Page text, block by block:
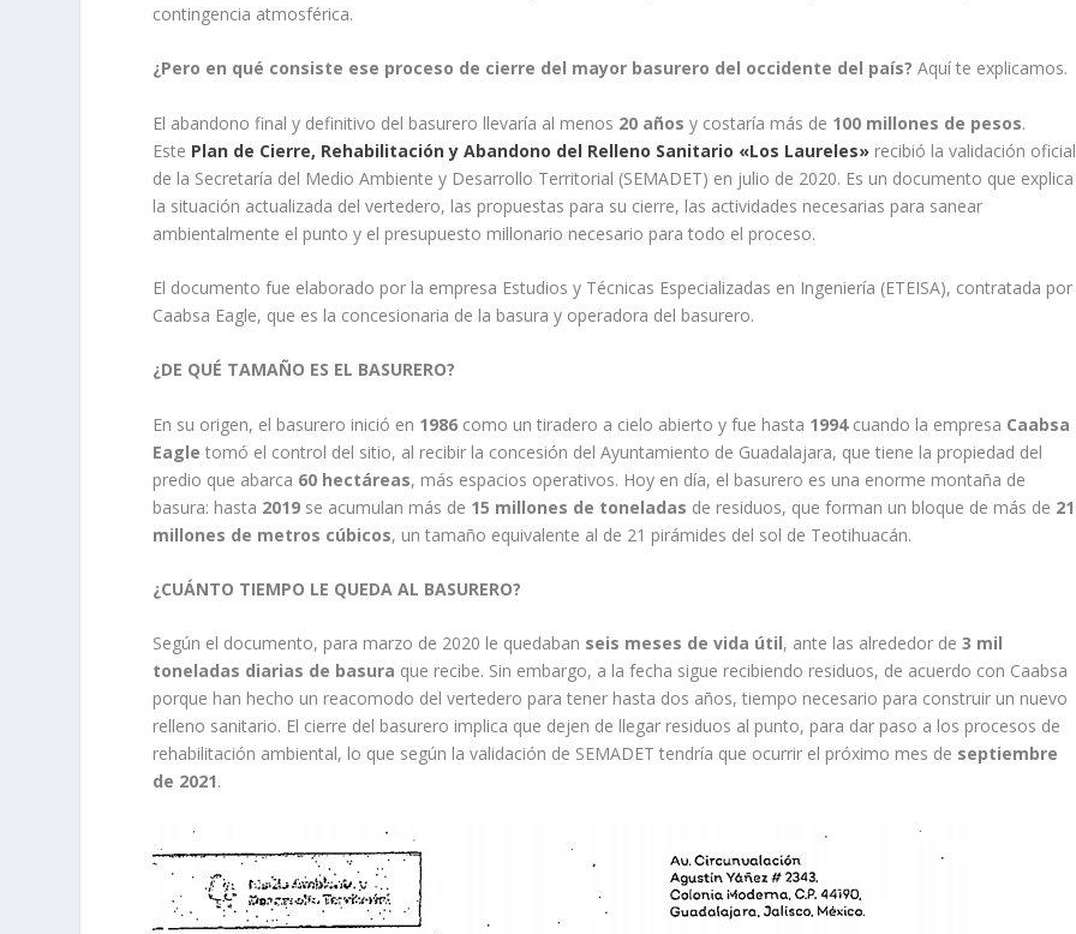
contingencia atmosférica.
¿Pero en qué consiste ese proceso de cierre del mayor basurero del occidente del país? Aquí te explicamos.
El abandono final y definitivo del basurero llevaría al menos 20 años y costaría más de 100 millones de pesos.
Este Plan de Cierre, Rehabilitación y Abandono del Relleno Sanitario «Los Laureles» recibió la validación oficial
de la Secretaría del Medio Ambiente y Desarrollo Territorial (SEMADET) en julio de 2020. Es un documento que explica
la situación actualizada del vertedero, las propuestas para su cierre, las actividades necesarias para sanear
ambientalmente el punto y el presupuesto millonario necesario para todo el proceso.
El documento fue elaborado por la empresa Estudios y Técnicas Especializadas en Ingeniería (ETEISA), contratada por
Caabsa Eagle, que es la concesionaria de la basura y operadora del basurero.
¿DE QUÉ TAMAÑO ES EL BASURERO?
En su origen, el basurero inició en 1986 como un tiradero a cielo abierto y fue hasta 1994cuando la empresa Caabsa
Eagle tomó el control del sitio, al recibir la concesión del Ayuntamiento de Guadalajara, que tiene la propiedad del
predio que abarca 60 hectáreas, más espacios operativos. Hoy en día, el basurero es una enorme montaña de
basura: hasta 2019 se acumulan más de 15 millones de toneladas de residuos, que forman un bloque de más de 21
millones de metros cúbicos, un tamaño equivalente al de 21 pirámides del sol de Teotihuacán.
¿CUÁNTO TIEMPO LE QUEDA AL BASURERO?
Según el documento, para marzo de 2020 le quedaban seis meses de vida útil, ante las alrededor de3 mil
toneladas diarias de basura que recibe. Sin embargo, a la fecha sigue recibiendo residuos, de acuerdo con Caabsa
porque han hecho un reacomodo del vertedero para tener hasta dos años, tiempo necesario para construir un nuevo
relleno sanitario. El cierre del basurero implica que dejen de llegar residuos al punto, para dar paso a los procesos de
rehabilitación ambiental, lo que según la validación de SEMADET tendría que ocurrir el próximo mes de septiembre
de 2021.